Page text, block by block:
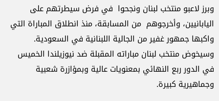
وبرز لاعبو منتخب لبنان ونجحوا في فرض سيطرتهم على
اليابانيين، وأخرجوهم من المسابقة، منذ انطلاق المباراة التي
واكبها جمهور غفير من الجالية اللبنانية في السعودية.
وسيخوض منتخب لبنان مباراته المقبلة ضد نيوزيلندا الخميس
في الدور ربع النهائي بمعنويات عالية وبمؤازرة شعبية
وجماهيرية كبيرة.